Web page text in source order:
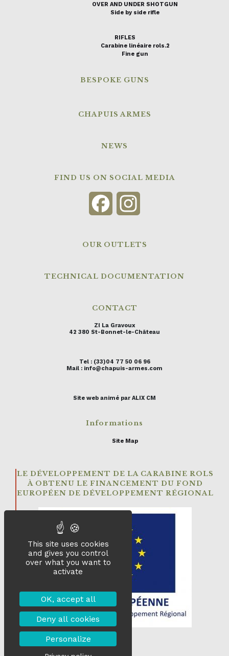
OVER AND UNDER SHOTGUN
Side by side rifle
RIFLES
Carabine linéaire rols.2
Fine gun
BESPOKE GUNS
CHAPUIS ARMES
NEWS
FIND US ON SOCIAL MEDIA
Facebook
OUR OUTLETS
TECHNICAL DOCUMENTATION
CONTACT
ZI La Gravoux
42 380 St-Bonnet-le-Château
Tel : (33)04 77 50 06 96
Mail : info@chapuis-armes.com
Site web animé par ALIX CM
Informations
Site Map
LE DÉVELOPPEMENT DE LA CARABINE ROLS
À OBTENU LE FINANCEMENT DU FOND
EUROPÉEN DE DÉVELOPPEMENT RÉGIONAL
This site uses cookies
and gives you control
over what you want to
activate
OK, accept all
Deny all cookies
Personalize